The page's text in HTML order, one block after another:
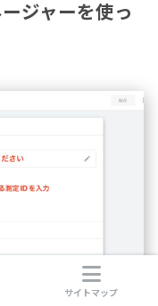
ジャーを使っ
サイトマップ